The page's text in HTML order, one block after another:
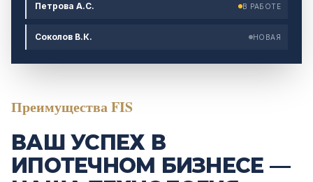
Преимущества FIS
ВАШ УСПЕХ В
ИПОТЕЧНОМ БИЗНЕСЕ —
Петрова А.С. В РАБОТЕ
Соколов В.К. НОВАЯ